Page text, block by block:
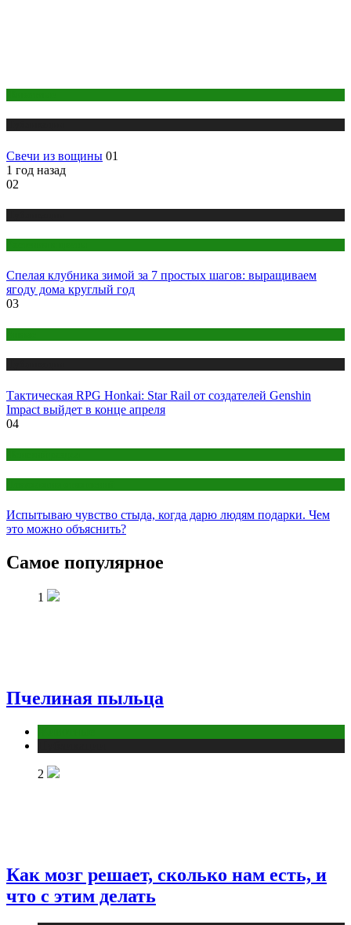
Свечи из вощины 01
1 год назад
02
Спелая клубника зимой за 7 простых шагов: выращиваем
ягоду дома круглый год
03
Тактическая RPG Honkai: Star Rail от создателей Genshin
Impact выйдет в конце апреля
04
Испытываю чувство стыда, когда дарю людям подарки. Чем
это можно объяснить?
Самое популярное
1
Пчелиная пыльца
2
Как мозг решает, сколько нам есть, и
что с этим делать